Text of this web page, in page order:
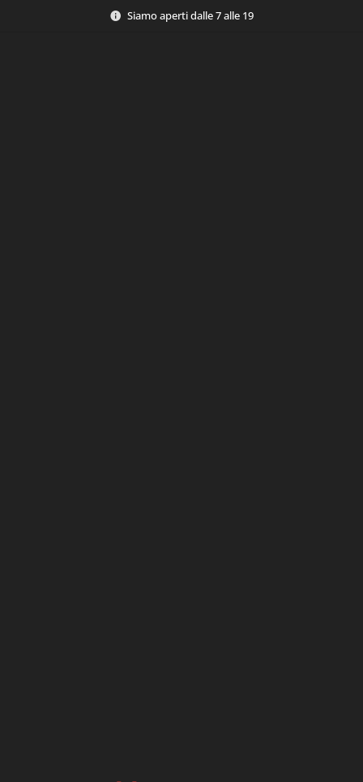
Siamo aperti dalle 7 alle 19